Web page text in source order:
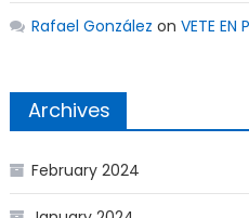
Rafael González on VETE EN
Archives
February 2024